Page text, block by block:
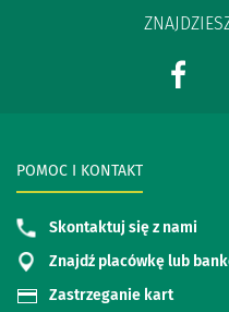
POMOC I KONTAKT
Skontaktuj się z nami
Znajdź placówkę lub
Zastrzeganie kart